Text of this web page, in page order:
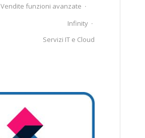
Vendite funzioni avanzate
Infinity
Servizi IT e Cloud